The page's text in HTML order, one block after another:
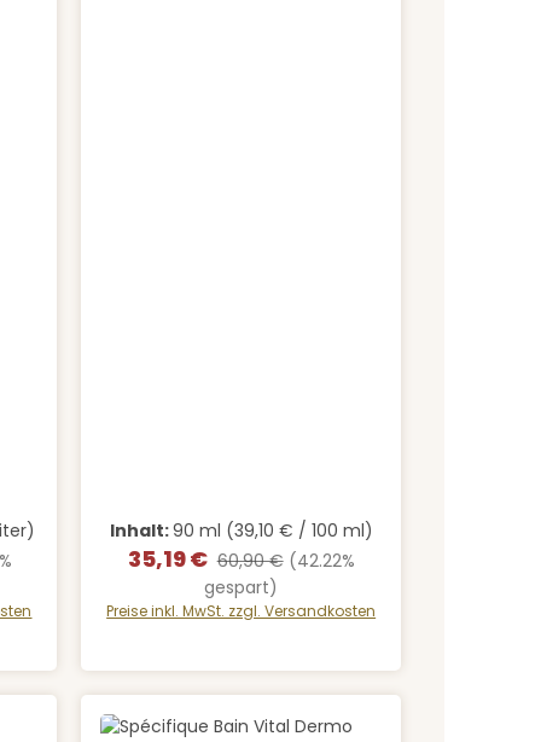
ein oder benutze die
Inhalt:90 ml (39,10 € / 100 ml)
Verkaufspreis:
35,19 € Regulärer Preis:
60,90 € (42.22%
gespart)
Preise inkl. MwSt. zzgl. Versandkosten